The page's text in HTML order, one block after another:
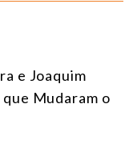
e Joaquim
Mudaram o